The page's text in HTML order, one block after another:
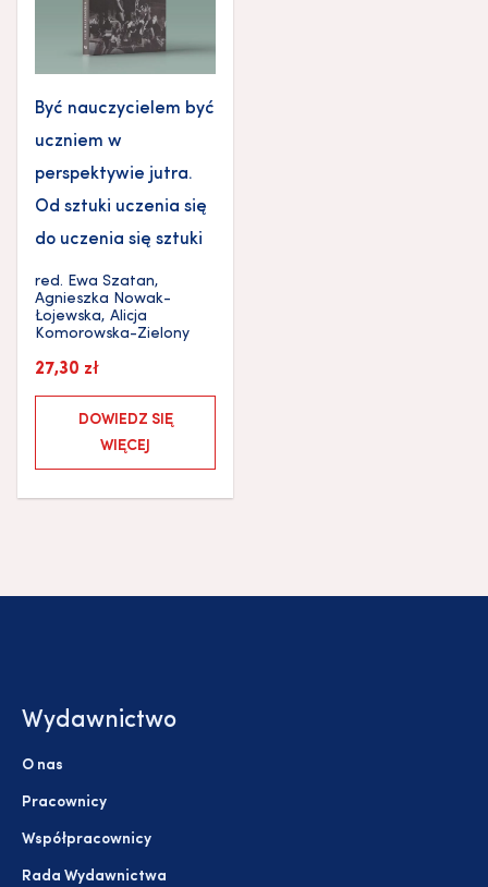
Być nauczycielem być
uczniem w
perspektywie jutra.
Od sztuki uczenia się
do uczenia się sztuki
red. Ewa Szatan,
Agnieszka Nowak-
Łojewska, Alicja
Komorowska-Zielony
27,30 zł
DOWIEDZ SIĘ
WIĘCEJ
Wydawnictwo
O nas
Pracownicy
Współpracownicy
Rada Wydawnictwa